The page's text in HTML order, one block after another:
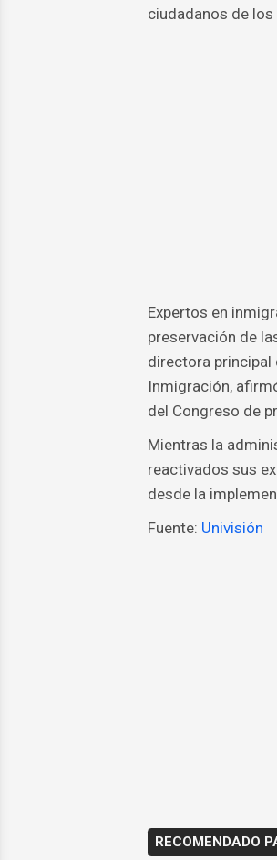
ciudadanos de
Expertos en
preservación de
directora principal
Inmigración,
del Congreso de
Mientras la
reactivados sus
desde la
Fuente: Univisión
RECOMENDADO